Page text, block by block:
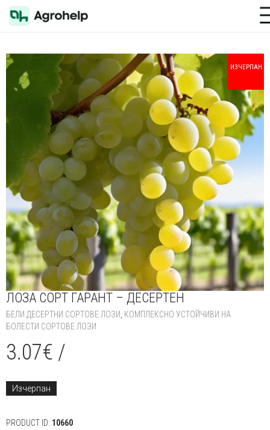
Toggle
ИЗЧЕРПАН
+
ЛОЗА СОРТ ГАРАНТ – ДЕСЕРТЕН
БЕЛИ ДЕСЕРТНИ СОРТОВЕ ЛОЗИ КОМПЛЕКСНО УСТОЙЧИВИ НА
БОЛЕСТИ СОРТОВЕ ЛОЗИ
3.07€ /
Изчерпан
PRODUCT ID: 10660